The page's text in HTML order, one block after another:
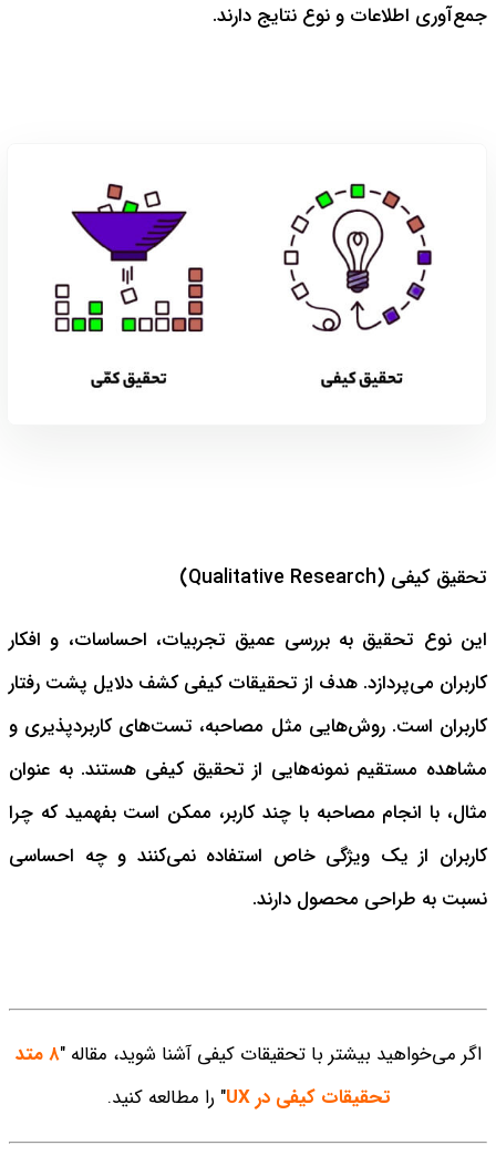
جمع‌آوری اطلاعات و نوع نتایج دارند.
تحقیق کیفی (Qualitative Research)
این نوع تحقیق به بررسی عمیق تجربیات، احساسات، و افکار
کاربران می‌پردازد. هدف از تحقیقات کیفی کشف دلایل پشت رفتار
کاربران است. روش‌هایی مثل مصاحبه، تست‌های کاربردپذیری و
مشاهده مستقیم نمونه‌هایی از تحقیق کیفی هستند. به عنوان
مثال، با انجام مصاحبه با چند کاربر، ممکن است بفهمید که چرا
کاربران از یک ویژگی خاص استفاده نمی‌کنند و چه احساسی
نسبت به طراحی محصول دارند.
اگر می‌خواهید بیشتر با تحقیقات کیفی آشنا شوید، مقاله " ۸ متد
تحقیقات کیفی در UX
" را مطالعه کنید.